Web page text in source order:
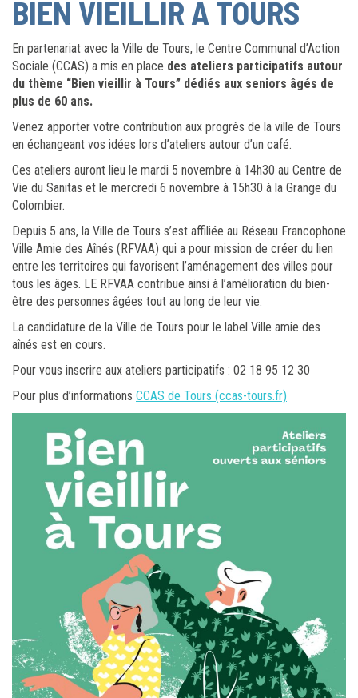
BIEN VIEILLIR A TOURS
En partenariat avec la Ville de Tours, le Centre Communal d’Action
Sociale (CCAS) a mis en place des ateliers participatifs autour
du thème “Bien vieillir à Tours” dédiés aux seniors âgés de
plus de 60 ans.
Venez apporter votre contribution aux progrès de la ville de Tours
en échangeant vos idées lors d’ateliers autour d’un café.
Ces ateliers auront lieu le mardi 5 novembre à 14h30 au Centre de
Vie du Sanitas et le mercredi 6 novembre à 15h30 à la Grange du
Colombier.
Depuis 5 ans, la Ville de Tours s’est affiliée au Réseau Francophone
Ville Amie des Aînés (RFVAA) qui a pour mission de créer du lien
entre les territoires qui favorisent l’aménagement des villes pour
tous les âges. LE RFVAA contribue ainsi à l’amélioration du bien-
être des personnes âgées tout au long de leur vie.
La candidature de la Ville de Tours pour le label Ville amie des
aînés est en cours.
Pour vous inscrire aux ateliers participatifs : 02 18 95 12 30
Pour plus d’informations CCAS de Tours (ccas-tours.fr)